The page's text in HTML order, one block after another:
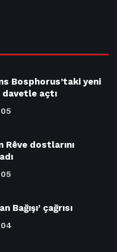
Bosphorus’taki yeni
davetle açtı
Rêve dostlarını
Bağışı’ çağrısı